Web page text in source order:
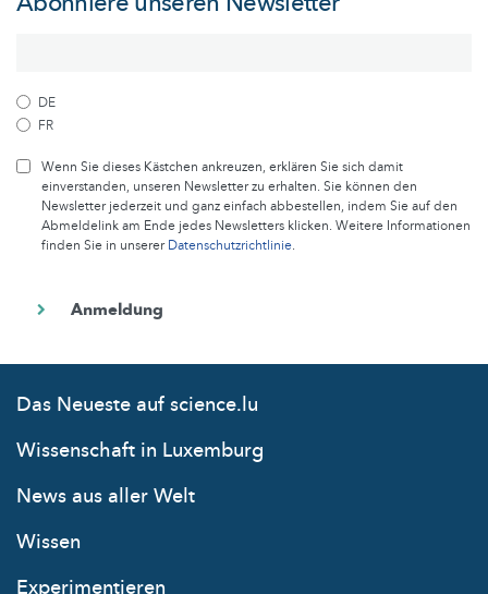
DE
FR
Wenn Sie dieses Kästchen ankreuzen, erklären Sie sich damit
einverstanden, unseren Newsletter zu erhalten. Sie können den
Newsletter jederzeit und ganz einfach abbestellen, indem Sie auf den
Abmeldelink am Ende jedes Newsletters klicken. Weitere Informationen
finden Sie in unsererDatenschutzrichtlinie.
Das Neueste auf science.lu
Wissenschaft in Luxemburg
News aus aller Welt
Wissen
Experimentieren